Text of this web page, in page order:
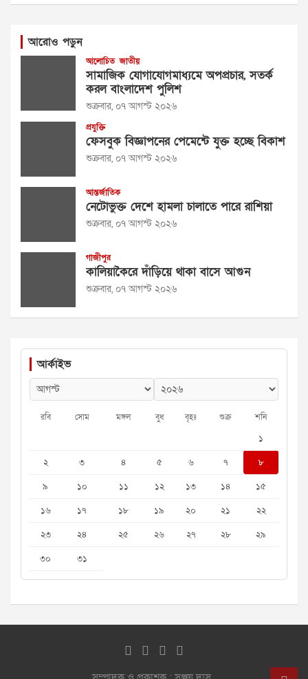
আরোও পড়ুন
আলোচিত জাতীয়
সামাজিক যোগাযোগমাধ্যমে অপপ্রচার, সতর্ক
করল বাংলাদেশ পুলিশ
শুক্রবার, ০৭ আগস্ট ২০২৬
প্রযুক্তি
ফেসবুক বিজ্ঞাপনের পেমেন্টে যুক্ত হচ্ছে বিকাশ
শুক্রবার, ০৭ আগস্ট ২০২৬
আন্তর্জাতিক
নেটোভুক্ত দেশে হামলা চালাতে পারে রাশিয়া
শুক্রবার, ০৭ আগস্ট ২০২৬
গাজীপুর
কালিয়াকৈরে দাঁড়িয়ে থাকা বাসে আগুন
শুক্রবার, ০৭ আগস্ট ২০২৬
আর্কাইভ
রবি সোম মঙ্গল বুধ বৃহঃ শুক্র শনি
১
২
৩ ৪ ৫ ৬ ৭
৮
৯
১০ ১১ ১২ ১৩ ১৪
১৫
১৬
১৭ ১৮ ১৯ ২০ ২১
২২
২৩
২৪ ২৫ ২৬ ২৭ ২৮
২৯
৩০
৩১